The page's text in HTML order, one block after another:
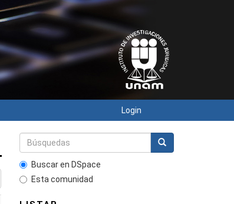
Login
Buscar en DSpace
Esta comunidad